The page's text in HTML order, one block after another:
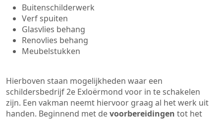
Buitenschilderwerk
Verf spuiten
Glasvlies behang
Renovlies behang
Meubelstukken
Hierboven staan mogelijkheden waar een
schildersbedrijf 2e Exloërmond voor in te schakelen
zijn. Een vakman neemt hiervoor graag al het werk uit
handen. Beginnend met devoorbereidingen tot het